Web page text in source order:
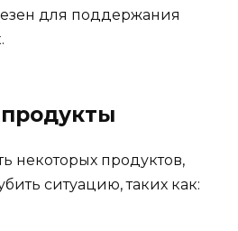
для поддержания
некоторых продуктов,
ситуацию, таких как: